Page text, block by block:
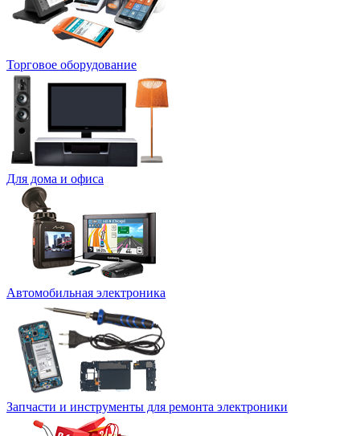
Торговое оборудование
Для дома и офиса
Автомобильная электроника
Запчасти и инструменты для ремонта электроники